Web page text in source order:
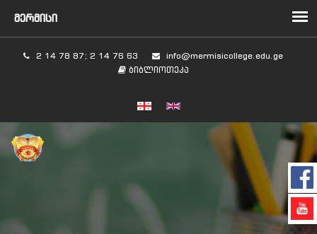
2 14 78 87; 2 14 76 63
info@mermisicollege.edu.ge
ბიბლიოთეკა